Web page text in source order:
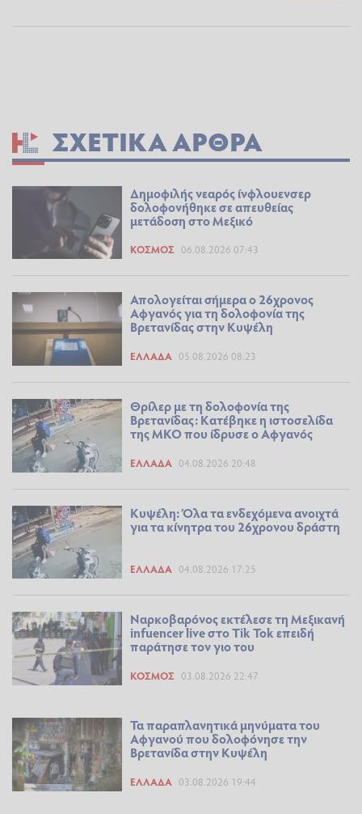
ΣΧΕΤΙΚΆ ΆΡΘΡΑ
Δημοφιλής νεαρός ίνφλουενσερ
δολοφονήθηκε σε απευθείας
μετάδοση στο Μεξικό
ΚΌΣΜΟΣ 06.08.2026 07:43
Απολογείται σήμερα ο 26χρονος
Αφγανός για τη δολοφονία της
Βρετανίδας στην Κυψέλη
ΕΛΛΆΔΑ 05.08.2026 08:23
Θρίλερ με τη δολοφονία της
Βρετανίδας: Κατέβηκε η ιστοσελίδα
της ΜΚΟ που ίδρυσε ο Αφγανός
ΕΛΛΆΔΑ 04.08.2026 20:48
Κυψέλη: Όλα τα ενδεχόμενα ανοιχτά
για τα κίνητρα του 26χρονου δράστη
ΕΛΛΆΔΑ 04.08.2026 17:25
Ναρκοβαρόνος εκτέλεσε τη Μεξικανή
infuencer live στο Tik Tok επειδή
παράτησε τον γιο του
ΚΌΣΜΟΣ 03.08.2026 22:47
Τα παραπλανητικά μηνύματα του
Αφγανού που δολοφόνησε την
Βρετανίδα στην Κυψέλη
ΕΛΛΆΔΑ 03.08.2026 19:44